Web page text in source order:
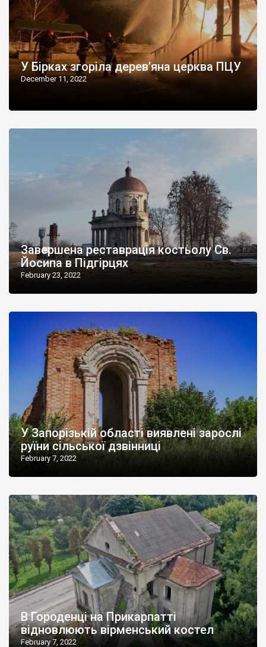
У Бірках згоріла дерев’яна церква ПЦУ
December 11, 2022
Завершена реставрація костьолу Св.
Йосипа в Підгірцях
February 23, 2022
У Запорізькій області виявлені зарослі
руїни сільської дзвінниці
February 7, 2022
В Городенці на Прикарпатті
відновлюють вірменський костел
February 7, 2022